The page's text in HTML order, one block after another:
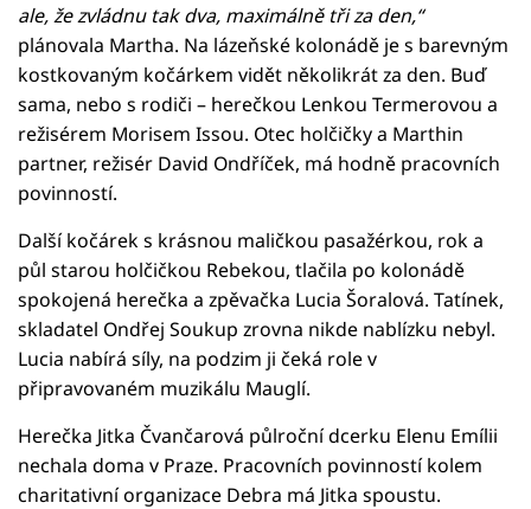
ale, že zvládnu tak dva, maximálně tři za den,“
plánovala Martha. Na lázeňské kolonádě je s barevným
kostkovaným kočárkem vidět několikrát za den. Buď
sama, nebo s rodiči – herečkou Lenkou Termerovou a
režisérem Morisem Issou. Otec holčičky a Marthin
partner, režisér David Ondříček, má hodně pracovních
povinností.
Další kočárek s krásnou maličkou pasažérkou, rok a
půl starou holčičkou Rebekou, tlačila po kolonádě
spokojená herečka a zpěvačka Lucia Šoralová. Tatínek,
skladatel Ondřej Soukup zrovna nikde nablízku nebyl.
Lucia nabírá síly, na podzim ji čeká role v
připravovaném muzikálu Mauglí.
Herečka Jitka Čvančarová půlroční dcerku Elenu Emílii
nechala doma v Praze. Pracovních povinností kolem
charitativní organizace Debra má Jitka spoustu.